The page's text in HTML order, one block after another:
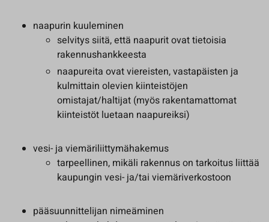
naapurin kuuleminen
selvitys siitä, että naapurit ovat tietoisia
rakennushankkeesta
naapureita ovat viereisten, vastapäisten ja
kulmittain olevien kiinteistöjen
omistajat/haltijat (myös rakentamattomat
kiinteistöt luetaan naapureiksi)
vesi- ja viemäriliittymähakemus
tarpeellinen, mikäli rakennus on tarkoitus liittää
kaupungin vesi- ja/tai viemäriverkostoon
pääsuunnittelijan nimeäminen